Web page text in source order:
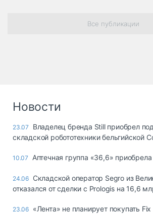
Все публикации
Новости
23.07
Владелец бренда Still приобрел
складской робототехники бельгийской
10.07 Аптечная группа «36,6»
24.06 Складской оператор Segro из
отказался от сделки с Prologis на 16,6
23.06 «Лента» не планирует покупать Fix